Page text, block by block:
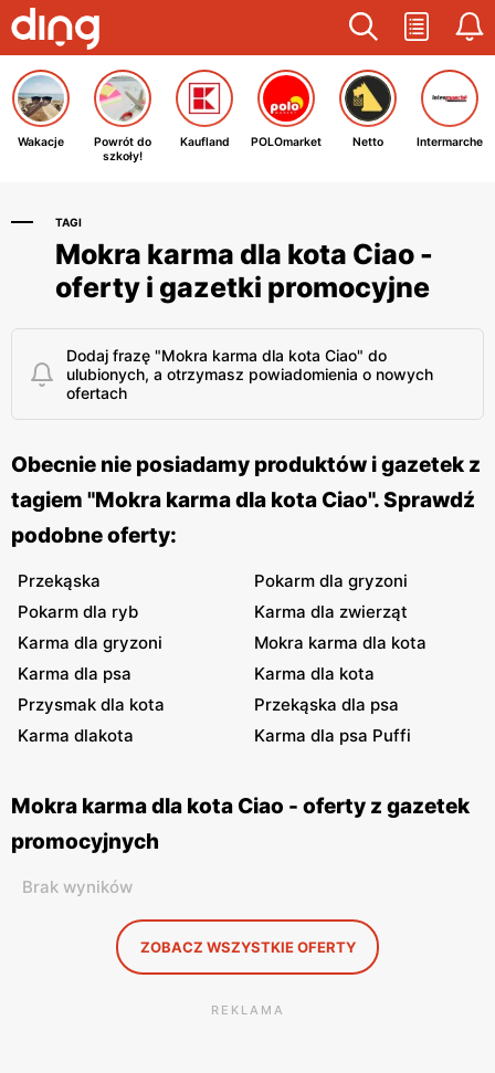
Wakacje
Powrót do
szkoły!
Kaufland POLOmarket Netto Intermarche
TAGI
Mokra karma dla kota Ciao -
oferty i gazetki promocyjne
Dodaj frazę "Mokra karma dla kota Ciao" do
ulubionych, a otrzymasz powiadomienia o nowych
ofertach
Obecnie nie posiadamy produktów i gazetek z
tagiem "Mokra karma dla kota Ciao". Sprawdź
podobne oferty:
Przekąska
Pokarm dla gryzoni
Pokarm dla ryb
Karma dla zwierząt
Karma dla gryzoni
Mokra karma dla kota
Karma dla psa
Karma dla kota
Przysmak dla kota
Przekąska dla psa
Karma dlakota
Karma dla psa Puffi
Mokra karma dla kota Ciao - oferty z gazetek
promocyjnych
Brak wyników
ZOBACZ WSZYSTKIE OFERTY
REKLAMA